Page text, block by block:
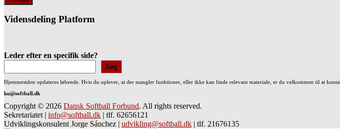
Vidensdeling Platform
Leder efter en specifik side?
Søg
Hjemmesiden opdateres løbende. Hvis du oplever, at der mangler funktioner, eller ikke kan finde relevant materiale, er du velkommen til at
ku@softball.dk
Copyright © 2026 Dansk Softball Forbund. All rights reserved.
Sekretariatet | info@softball.dk | tlf. 62656121
Udviklingskonsulent Jorge Sánchez | udvikling@softball.dk | tlf. 21676135